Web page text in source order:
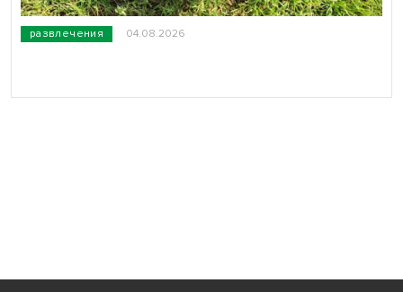
развлечения 04.08.2026